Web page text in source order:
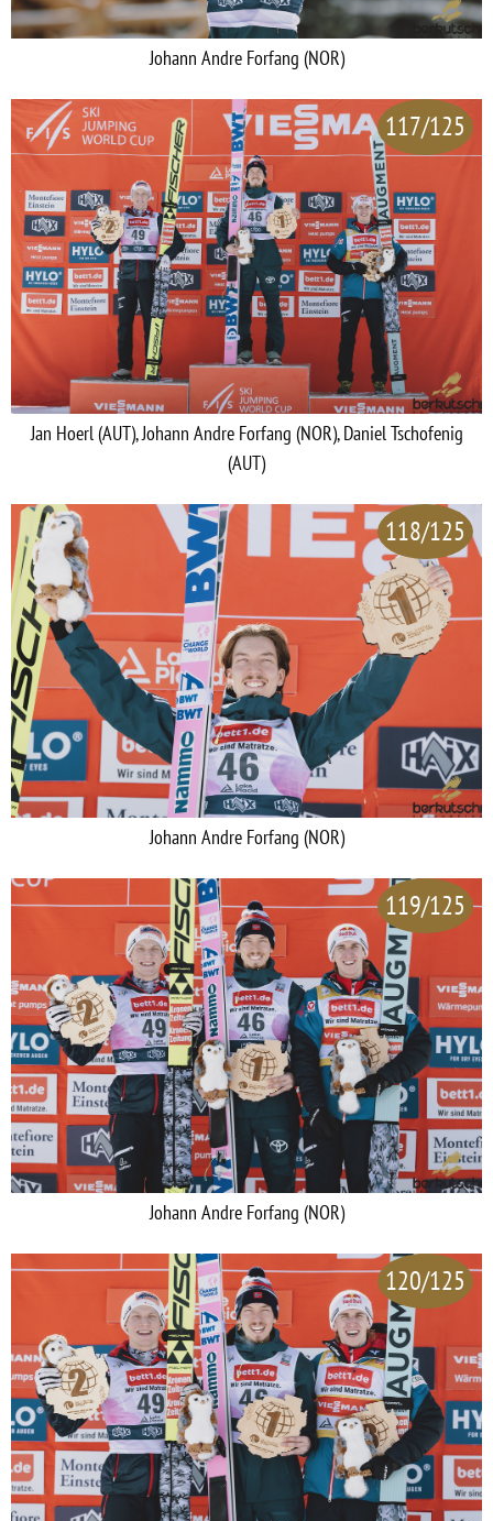
Johann Andre Forfang (NOR)
117/125
Jan Hoerl (AUT), Johann Andre Forfang (NOR), Daniel Tschofenig
(AUT)
118/125
Johann Andre Forfang (NOR)
119/125
Johann Andre Forfang (NOR)
120/125